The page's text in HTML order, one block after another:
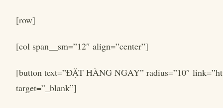
[row]
[col span__sm=”12″ align=”center”]
[button text=”ĐẶT HÀNG NGAY” radius=”10″
target=”_blank”]